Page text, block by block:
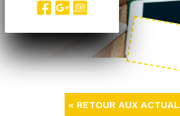
« RETOUR AUX